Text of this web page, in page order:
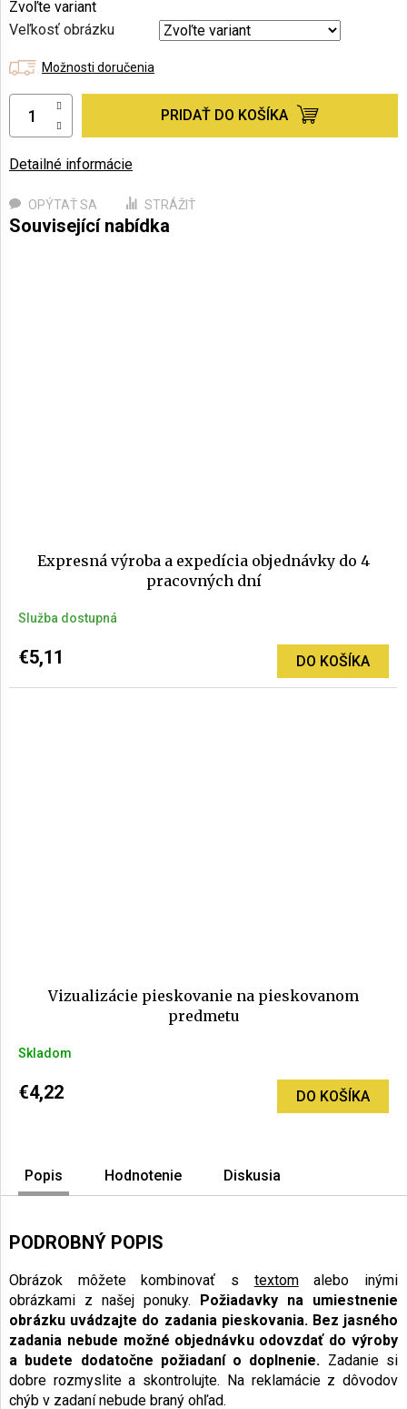
Jednotková
cena:
Zvoľte variant
Veľkosť obrázku
Možnosti doručenia
PRIDAŤ DO KOŠÍKA
Detailné informácie
OPÝTAŤ SA STRÁŽIŤ
Expresná výroba a expedícia objednávky do 4
pracovných dní
Služba dostupná
€5,11 DO KOŠÍKA
Vizualizácie pieskovanie na pieskovanom
predmetu
Skladom
€4,22 DO KOŠÍKA
Popis Hodnotenie Diskusia
PODROBNÝ POPIS
Obrázok môžete kombinovať s textomalebo inými
obrázkami z našej ponuky. Požiadavky na umiestnenie
obrázku uvádzajte do zadania pieskovania. Bez jasného
zadania nebude možné objednávku odovzdať do výroby
a budete dodatočne požiadaní o doplnenie. Zadanie si
dobre rozmyslite a skontrolujte. Na reklamácie z dôvodov
chýb v zadaní nebude braný ohľad.